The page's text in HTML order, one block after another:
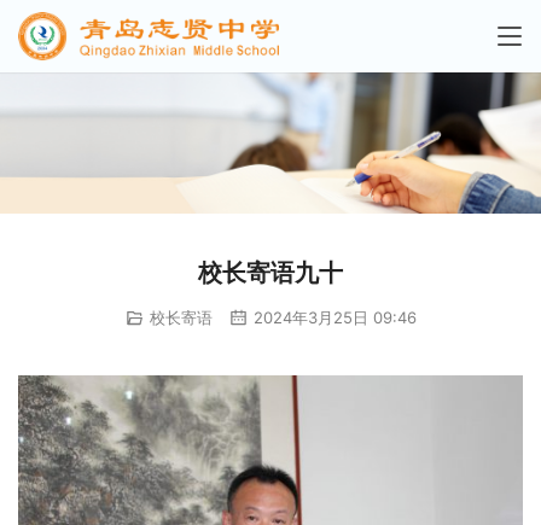
校长寄语九十
校长寄语 2024年3月25日 09:46